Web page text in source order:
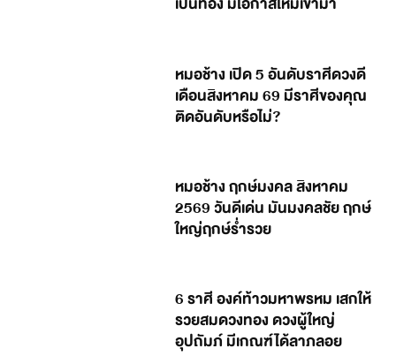
หมอช้าง เปิด 5 อันดับราศีดวงดี
เดือนสิงหาคม 69 มีราศีของคุณ
ติดอันดับหรือไม่?
หมอช้าง ฤกษ์มงคล สิงหาคม
2569 วันดีเด่น มันมงคลชัย ฤกษ์
ใหญ่ฤกษ์ร่ำรวย
6 ราศี องค์ท้าวมหาพรหม เสกให้
รวยสมดวงทอง ดวงผู้ใหญ่
อุปถัมภ์ มีเกณฑ์ได้ลาภลอย